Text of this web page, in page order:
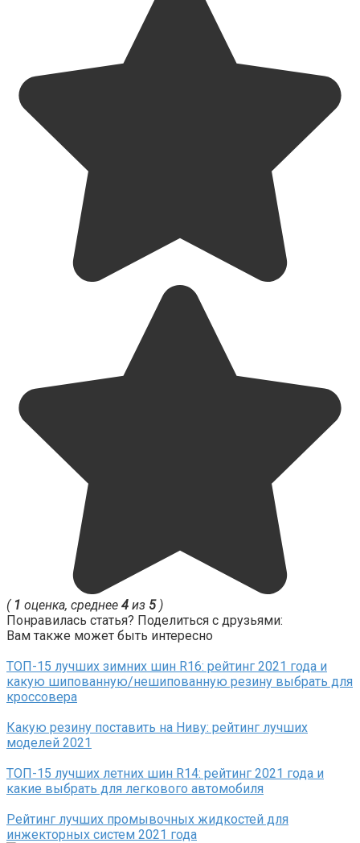
( 1 оценка, среднее 4 из 5)
Понравилась статья? Поделиться с друзьями:
Вам также может быть интересно
ТОП-15 лучших зимних шин R16: рейтинг 2021 года и
какую шипованную/нешипованную резину выбрать для
кроссовера
Какую резину поставить на Ниву: рейтинг лучших
моделей 2021
ТОП-15 лучших летних шин R14: рейтинг 2021 года и
какие выбрать для легкового автомобиля
Рейтинг лучших промывочных жидкостей для
инжекторных систем 2021 года